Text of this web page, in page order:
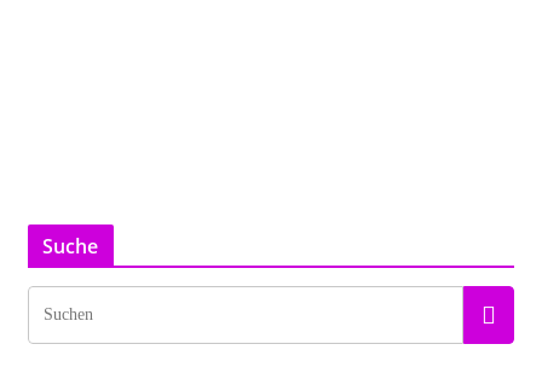
Suche